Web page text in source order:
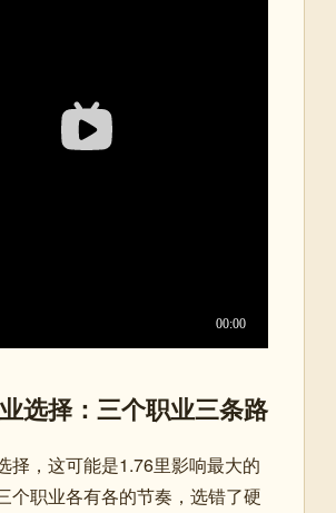
选择：三个职业三条路
择，这可能是1.76里影响最大的
个职业各有各的节奏，选错了硬